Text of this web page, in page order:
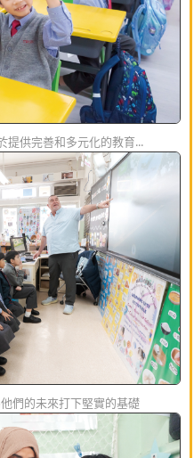
提供完善和多元化的教育...
們的未來打下堅實的基礎